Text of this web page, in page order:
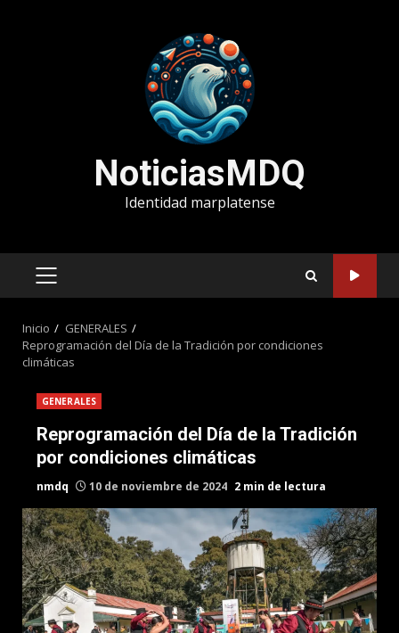
NoticiasMDQ
Identidad marplatense
MENÚ
Inicio
GENERALES
Reprogramación del Día de la Tradición por condiciones
climáticas
GENERALES
Reprogramación del Día de la Tradición
por condiciones climáticas
nmdq 10 de noviembre de 2024 2 min de lectura